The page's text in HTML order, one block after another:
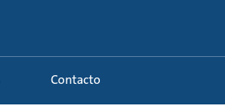
Contacto